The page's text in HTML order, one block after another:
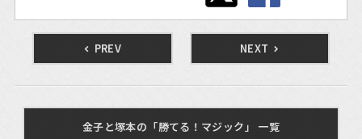
PREV NEXT
金子と塚本の「勝てる！マジック」 一覧